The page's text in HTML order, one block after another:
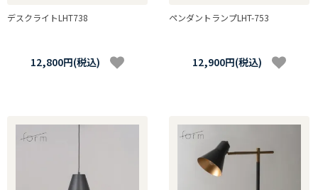
デスクライトLHT738
12,800円(税込)
ペンダントランプLHT-753
12,900円(税込)